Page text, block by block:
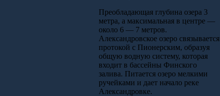
Преобладающая глубина озера 3
метра, а максимальная в центре —
около 6 — 7 метров.
Александровское озеро связывается
протокой с Пионерским, образуя
общую водную систему, которая
входит в бассейны Финского
залива. Питается озеро мелкими
ручейками и дает начало реке
Александровке.